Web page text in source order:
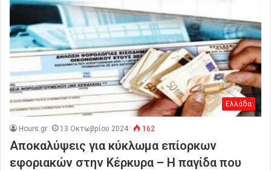
Ελλάδα
Hours.gr 13 Οκτωβρίου 2024 162
Αποκαλύψεις για κύκλωμα επίορκων
εφοριακών στην Κέρκυρα – Η παγίδα που